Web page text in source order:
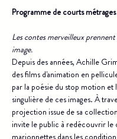
Programme de courts
Les contes merveilleux
image.
Depuis des années, Achille
des films d'animation en
par la poésie du stop motion et
singulière de ces images. À
projection issue de sa
invite le public à redécouvrir le
marionnettes dans les